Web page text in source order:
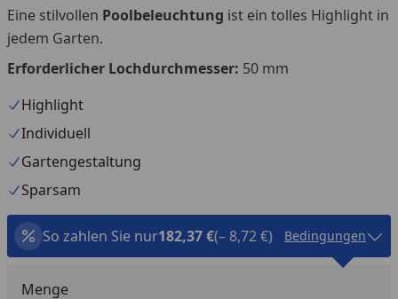
Eine stilvollen Poolbeleuchtung ist ein tolles Highlight in
jedem Garten.
Erforderlicher Lochdurchmesser: 50 mm
Highlight
Individuell
Gartengestaltung
Sparsam
So zahlen Sie nur182,37 €(– 8,72 €) Bedingungen
Menge